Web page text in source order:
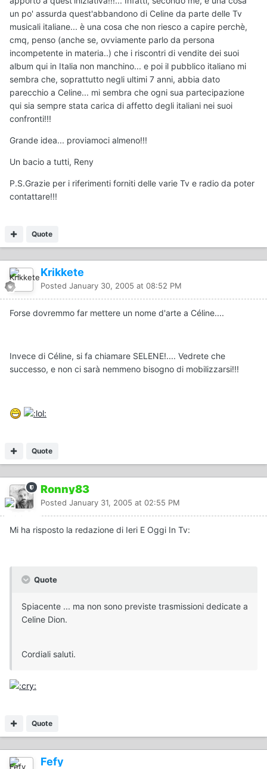
un po' assurda quest'abbandono di Celine da parte delle Tv
musicali italiane... è una cosa che non riesco a capire perchè,
cmq, penso (anche se, ovviamente parlo da persona
incompetente in materia..) che i riscontri di vendite dei suoi
album qui in Italia non manchino... e poi il pubblico italiano mi
sembra che, soprattutto negli ultimi 7 anni, abbia dato
parecchio a Celine... mi sembra che ogni sua partecipazione
qui sia sempre stata carica di affetto degli italiani nei suoi
confronti!!!
Grande idea... proviamoci almeno!!!
Un bacio a tutti, Reny
P.S.Grazie per i riferimenti forniti delle varie Tv e radio da poter
contattare!!!
Quote
Krikkete
Posted January 30, 2005 at 08:52 PM
Forse dovremmo far mettere un nome d'arte a Céline....
Invece di Céline, si fa chiamare SELENE!.... Vedrete che
successo, e non ci sarà nemmeno bisogno di mobilizzarsi!!!
Quote
Ronny83
Posted January 31, 2005 at 02:55 PM
Mi ha risposto la redazione di Ieri E Oggi In Tv:
Quote
Spiacente ... ma non sono previste trasmissioni dedicate a
Celine Dion.
Cordiali saluti.
Quote
Fefy